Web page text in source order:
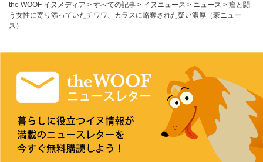
the WOOF イヌメディア > すべての記事 > イヌニュース > ニュース > 癌と闘
う女性に寄り添っていたチワワ、カラスに略奪された疑い濃厚（豪ニュー
ス）